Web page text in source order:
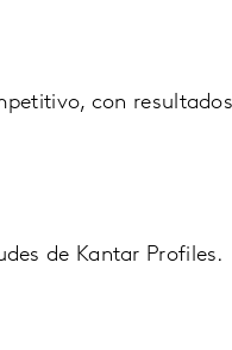
con
de Kantar Profiles.